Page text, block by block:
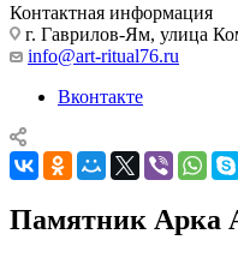
Контактная информация
г. Гаврилов-Ям, улица
info@art-ritual76.ru
Вконтакте
Памятник Арка